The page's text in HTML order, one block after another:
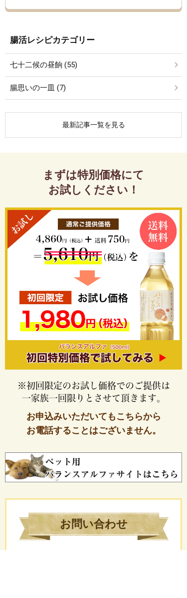
腸活レシピカテゴリー
七十二候の昼餉 (55)
腸思いの一皿 (7)
最新記事一覧を見る
まずは特別価格にて
お試しください！
※初回限定のお試し価格でのご提供は
一家族一回限りとさせて頂きます。
お申込みいただいてもこちらから
お電話することはございません。
お問い合わせ